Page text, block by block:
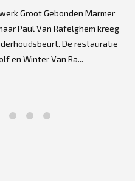
Groot Gebonden Marmer
Paul Van Rafelghem kreeg
De restauratie
en Winter Van Ra...